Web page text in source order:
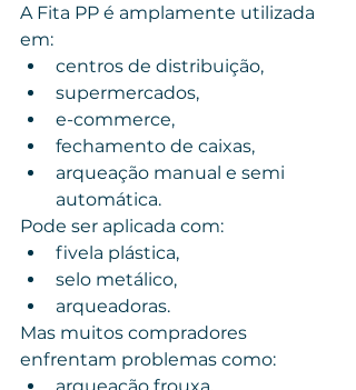
A Fita PP é amplamente utilizada
em:
centros de distribuição,
supermercados,
e-commerce,
fechamento de caixas,
arqueação manual e semi
automática.
Pode ser aplicada com:
fivela plástica,
selo metálico,
arqueadoras.
Mas muitos compradores
enfrentam problemas como: